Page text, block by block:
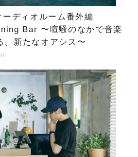
ーディオルーム番外編
Bar 〜喧騒のなかで音楽
、新たなオアシス〜